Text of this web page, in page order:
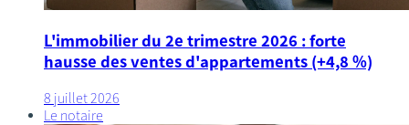
L'immobilier du 2e trimestre 2026 : forte
hausse des ventes d'appartements (+4,8 %)
8 juillet 2026
Le notaire